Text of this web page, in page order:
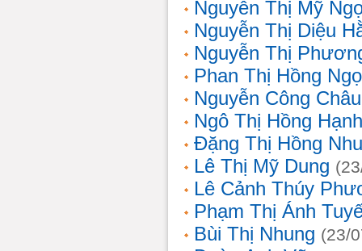
Nguyễn Thị Mỹ
Nguyễn Thị Diệu
Nguyễn Thị
Phan Thị Hồng
Nguyễn Công Châu
Ngô Thị Hồng Hạnh
Đặng Thị Hồng
Lê Thị Mỹ Dung
Lê Cảnh Thúy
Phạm Thị Ánh
Bùi Thị Nhung (23/